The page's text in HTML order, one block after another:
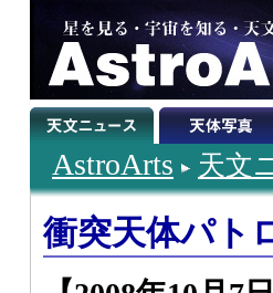
AstroArts 天文
衝突天体パト